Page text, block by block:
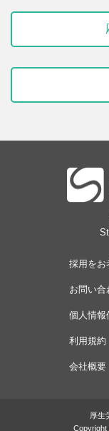
採用をお
お問い合
個人情報
利用規約
会社概要
厚生
Copyright